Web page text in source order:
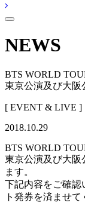
NEWS
BTS WORLD
東京公演及び大阪
[ EVENT & LIVE ]
2018.10.29
BTS WORLD
東京公演及び大阪
ます。
下記内容をご確認
ト発券を済ませて